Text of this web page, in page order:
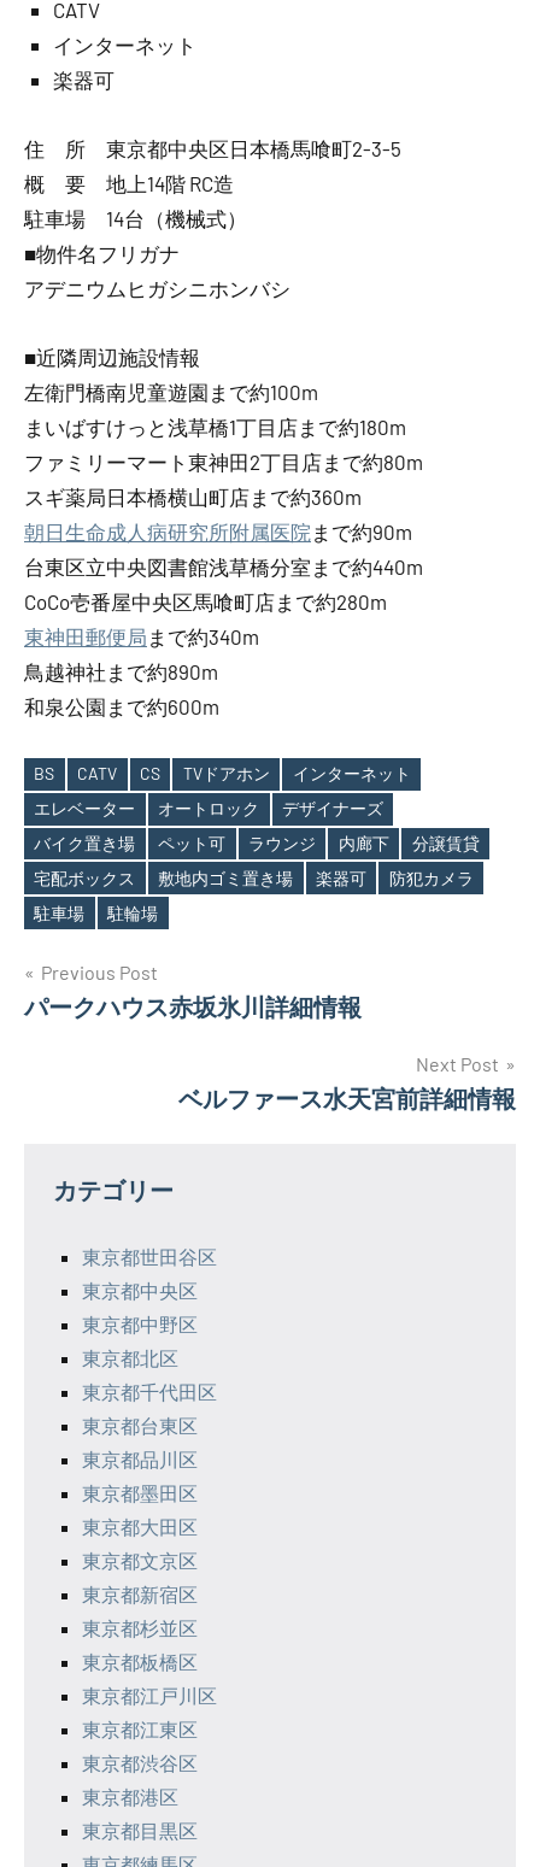
CATV
インターネット
楽器可
住 所 東京都中央区日本橋馬喰町2-3-5
概 要 地上14階 RC造
駐車場 14台（機械式）
■物件名フリガナ
アデニウムヒガシニホンバシ
■近隣周辺施設情報
左衛門橋南児童遊園まで約100m
まいばすけっと浅草橋1丁目店まで約180m
ファミリーマート東神田2丁目店まで約80m
スギ薬局日本橋横山町店まで約360m
朝日生命成人病研究所附属医院 まで約90m
台東区立中央図書館浅草橋分室まで約440m
CoCo壱番屋中央区馬喰町店まで約280m
東神田郵便局 まで約340m
鳥越神社まで約890m
和泉公園まで約600m
Tags
BS CATV CS TVドアホン
インターネット
エレベーター
オートロック
デザイナーズ
バイク置き場
ペット可 ラウンジ 内廊下
分譲賃貸
宅配ボックス
敷地内ゴミ置き場 楽器可
防犯カメラ
駐車場
駐輪場
投
稿
ー
Previous Post
パークハウス赤坂氷川詳細情報
Next Post
ベルファース水天宮前詳細情報
カテゴリー
東京都世田谷区
東京都中央区
東京都中野区
東京都北区
東京都千代田区
東京都台東区
東京都品川区
東京都墨田区
東京都大田区
東京都文京区
東京都新宿区
東京都杉並区
東京都板橋区
東京都江戸川区
東京都江東区
東京都渋谷区
東京都港区
東京都目黒区